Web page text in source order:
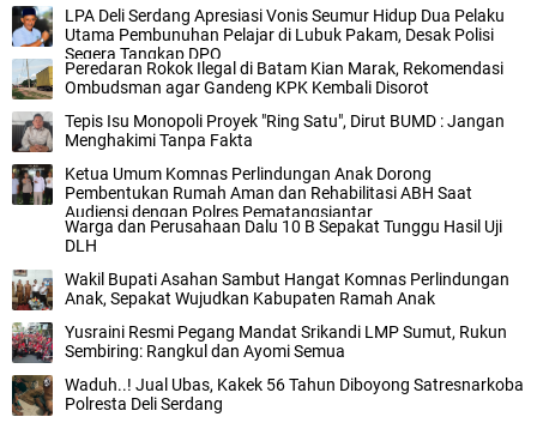
LPA Deli Serdang Apresiasi Vonis Seumur Hidup Dua Pelaku
Utama Pembunuhan Pelajar di Lubuk Pakam, Desak Polisi
Segera Tangkap DPO
Peredaran Rokok Ilegal di Batam Kian Marak, Rekomendasi
Ombudsman agar Gandeng KPK Kembali Disorot
Tepis Isu Monopoli Proyek "Ring Satu", Dirut BUMD : Jangan
Menghakimi Tanpa Fakta
Ketua Umum Komnas Perlindungan Anak Dorong
Pembentukan Rumah Aman dan Rehabilitasi ABH Saat
Audiensi dengan Polres Pematangsiantar
Warga dan Perusahaan Dalu 10 B Sepakat Tunggu Hasil Uji
DLH
Wakil Bupati Asahan Sambut Hangat Komnas Perlindungan
Anak, Sepakat Wujudkan Kabupaten Ramah Anak
Yusraini Resmi Pegang Mandat Srikandi LMP Sumut, Rukun
Sembiring: Rangkul dan Ayomi Semua
Waduh..! Jual Ubas, Kakek 56 Tahun Diboyong Satresnarkoba
Polresta Deli Serdang